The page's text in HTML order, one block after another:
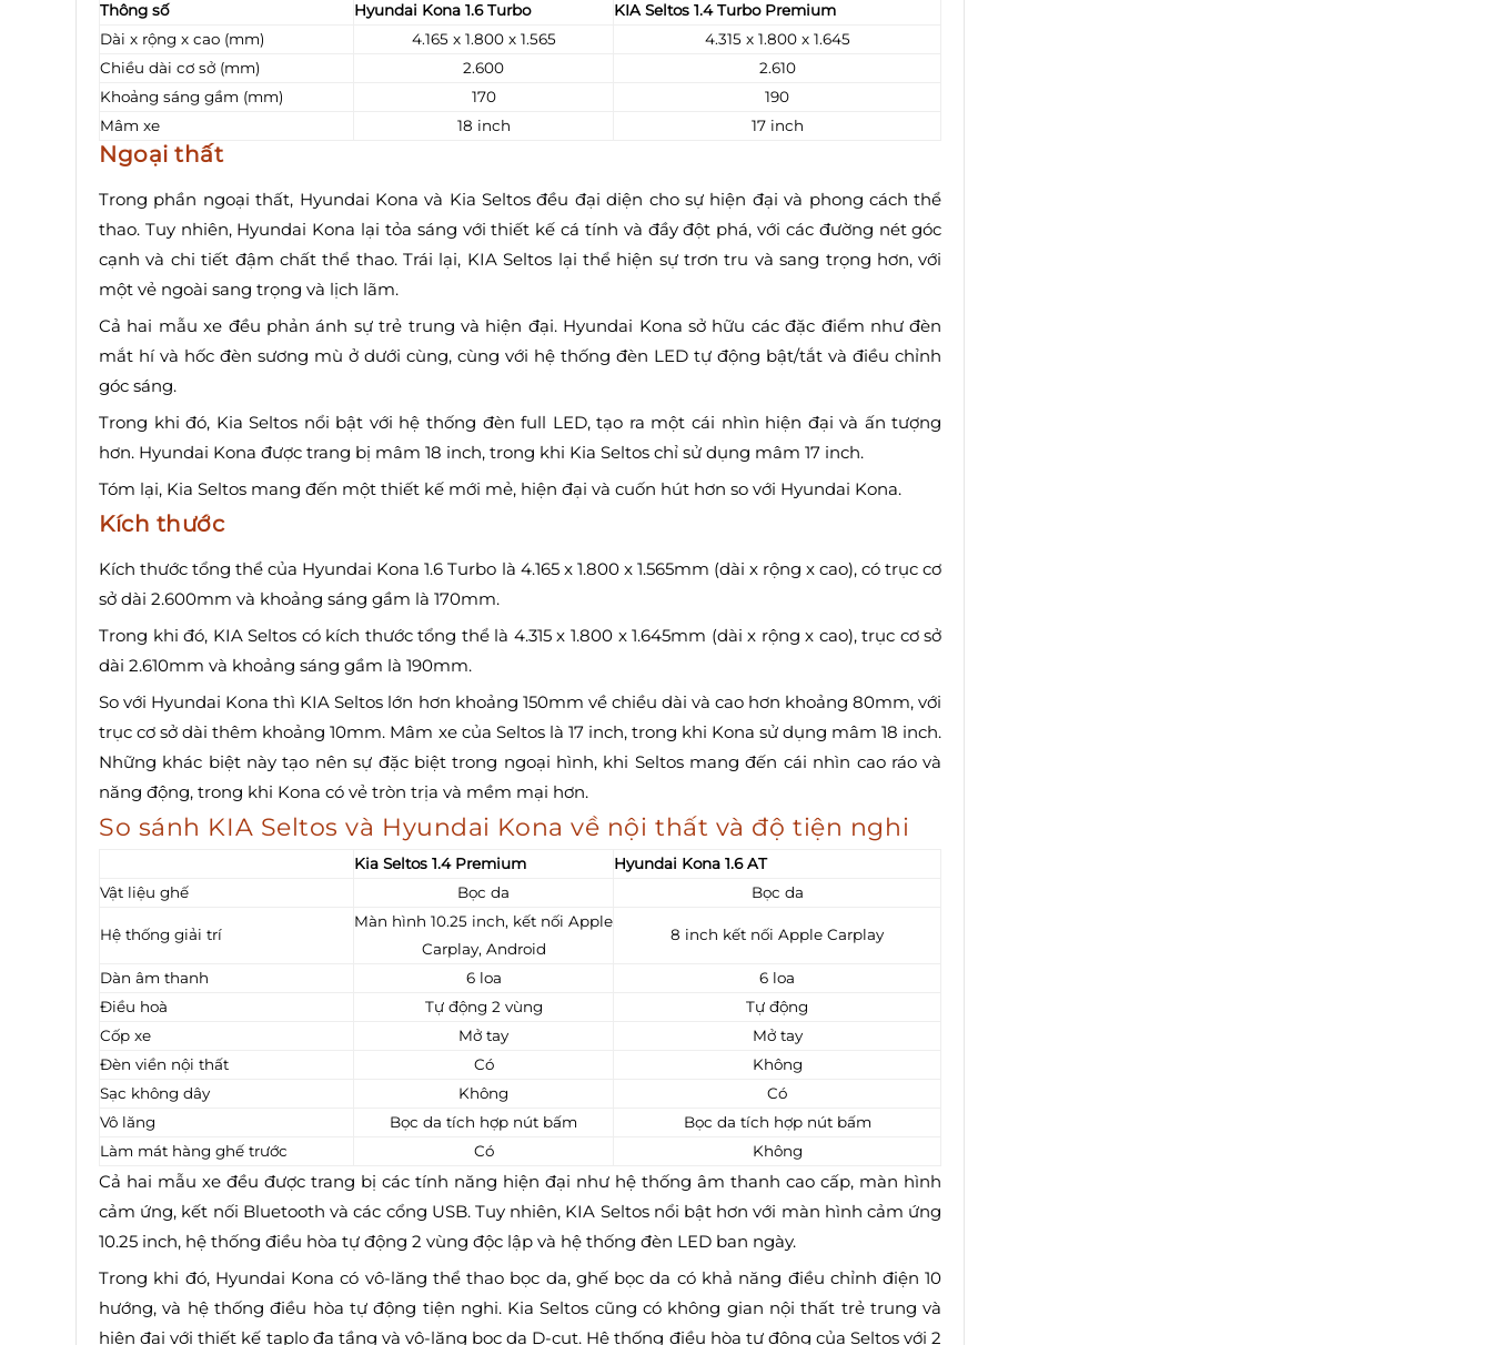
Thông số Hyundai Kona 1.6 Turbo
KIA Seltos 1.4 Turbo Premium
Dài x rộng x cao (mm)
4.165 x 1.800 x 1.565
4.315 x 1.800 x 1.645
Chiều dài cơ sở (mm)
2.600
2.610
Khoảng sáng gầm (mm)
170
190
Mâm xe
18 inch 17 inch
Ngoại thất
Trong phần ngoại thất, Hyundai Kona và Kia Seltos đều đại diện cho sự hiện đại và phong cách thể
thao. Tuy nhiên, Hyundai Kona lại tỏa sáng với thiết kế cá tính và đầy đột phá, với các đường nét góc
cạnh và chi tiết đậm chất thể thao. Trái lại, KIA Seltos lại thể hiện sự trơn tru và sang trọng hơn, với
một vẻ ngoài sang trọng và lịch lãm.
Cả hai mẫu xe đều phản ánh sự trẻ trung và hiện đại. Hyundai Kona sở hữu các đặc điểm như đèn
mắt hí và hốc đèn sương mù ở dưới cùng, cùng với hệ thống đèn LED tự động bật/tắt và điều chỉnh
góc sáng.
Trong khi đó, Kia Seltos nổi bật với hệ thống đèn full LED, tạo ra một cái nhìn hiện đại và ấn tượng
hơn. Hyundai Kona được trang bị mâm 18 inch, trong khi Kia Seltos chỉ sử dụng mâm 17 inch.
Tóm lại, Kia Seltos mang đến một thiết kế mới mẻ, hiện đại và cuốn hút hơn so với Hyundai Kona.
Kích thước
Kích thước tổng thể của Hyundai Kona 1.6 Turbo là 4.165 x 1.800 x 1.565mm (dài x rộng x cao), có trục cơ
sở dài 2.600mm và khoảng sáng gầm là 170mm.
Trong khi đó, KIA Seltos có kích thước tổng thể là 4.315 x 1.800 x 1.645mm (dài x rộng x cao), trục cơ sở
dài 2.610mm và khoảng sáng gầm là 190mm.
So với Hyundai Kona thì KIA Seltos lớn hơn khoảng 150mm về chiều dài và cao hơn khoảng 80mm, với
trục cơ sở dài thêm khoảng 10mm. Mâm xe của Seltos là 17 inch, trong khi Kona sử dụng mâm 18 inch.
Những khác biệt này tạo nên sự đặc biệt trong ngoại hình, khi Seltos mang đến cái nhìn cao ráo và
năng động, trong khi Kona có vẻ tròn trịa và mềm mại hơn.
So sánh KIA Seltos và Hyundai Kona về nội thất và độ tiện nghi
Kia Seltos 1.4 Premium
Hyundai Kona 1.6 AT
Vật liệu ghế
Bọc da Bọc da
Hệ thống giải trí
Màn hình 10.25 inch, kết nối Apple
Carplay, Android
8 inch kết nối Apple Carplay
Dàn âm thanh 6 loa
6 loa
Điều hoà
Tự động 2 vùng
Tự động
Cốp xe
Mở tay
Mở tay
Đèn viền nội thất
Có
Không
Sạc không dây
Không
Có
Vô lăng
Bọc da tích hợp nút bấm
Bọc da tích hợp nút bấm
Làm mát hàng ghế trước
Có Không
Cả hai mẫu xe đều được trang bị các tính năng hiện đại như hệ thống âm thanh cao cấp, màn hình
cảm ứng, kết nối Bluetooth và các cổng USB. Tuy nhiên, KIA Seltos nổi bật hơn với màn hình cảm ứng
10.25 inch, hệ thống điều hòa tự động 2 vùng độc lập và hệ thống đèn LED ban ngày.
Trong khi đó, Hyundai Kona có vô-lăng thể thao bọc da, ghế bọc da có khả năng điều chỉnh điện 10
hướng, và hệ thống điều hòa tự động tiện nghi. Kia Seltos cũng có không gian nội thất trẻ trung và
hiện đại với thiết kế taplo đa tầng và vô-lăng bọc da D-cut. Hệ thống điều hòa tự động của Seltos với 2